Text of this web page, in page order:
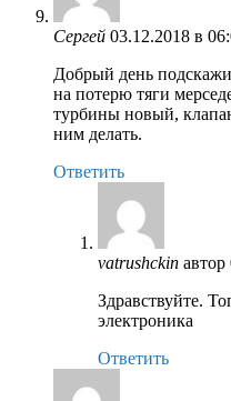
Сергей 03.12.2018 в
Добрый день
на потерю тяги
турбины новый,
ним делать.
Ответить
vatrushckin автор
Здравствуйте.
электроника
Ответить